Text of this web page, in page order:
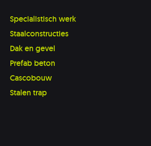
Specialistisch werk
Staalconstructies
Dak en gevel
Prefab beton
Cascobouw
Stalen trap